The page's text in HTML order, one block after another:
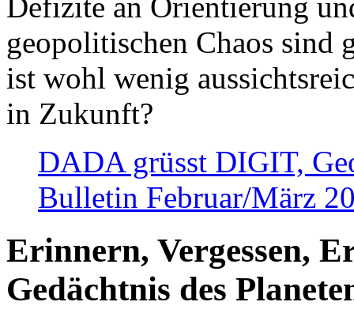
Defizite an Orientierung
geopolitischen Chaos sind
ist wohl wenig
in Zukunft?
DADA grüsst DIGIT,
Bulletin Februar/März
Erinnern, Vergessen,
Gedächtnis des